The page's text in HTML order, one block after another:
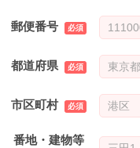
郵便番号
都道府県
市区町村
番地・建物等